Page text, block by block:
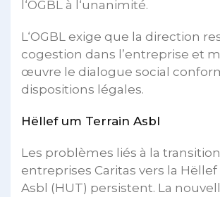
l‘OGBL à l‘unanimité.
L‘OGBL exige que la direction
cogestion dans l’entreprise et
œuvre le dialogue social
dispositions légales.
Hëllef um Terrain Asbl
Les problèmes liés à la
entreprises Caritas vers la
Asbl (HUT) persistent. La